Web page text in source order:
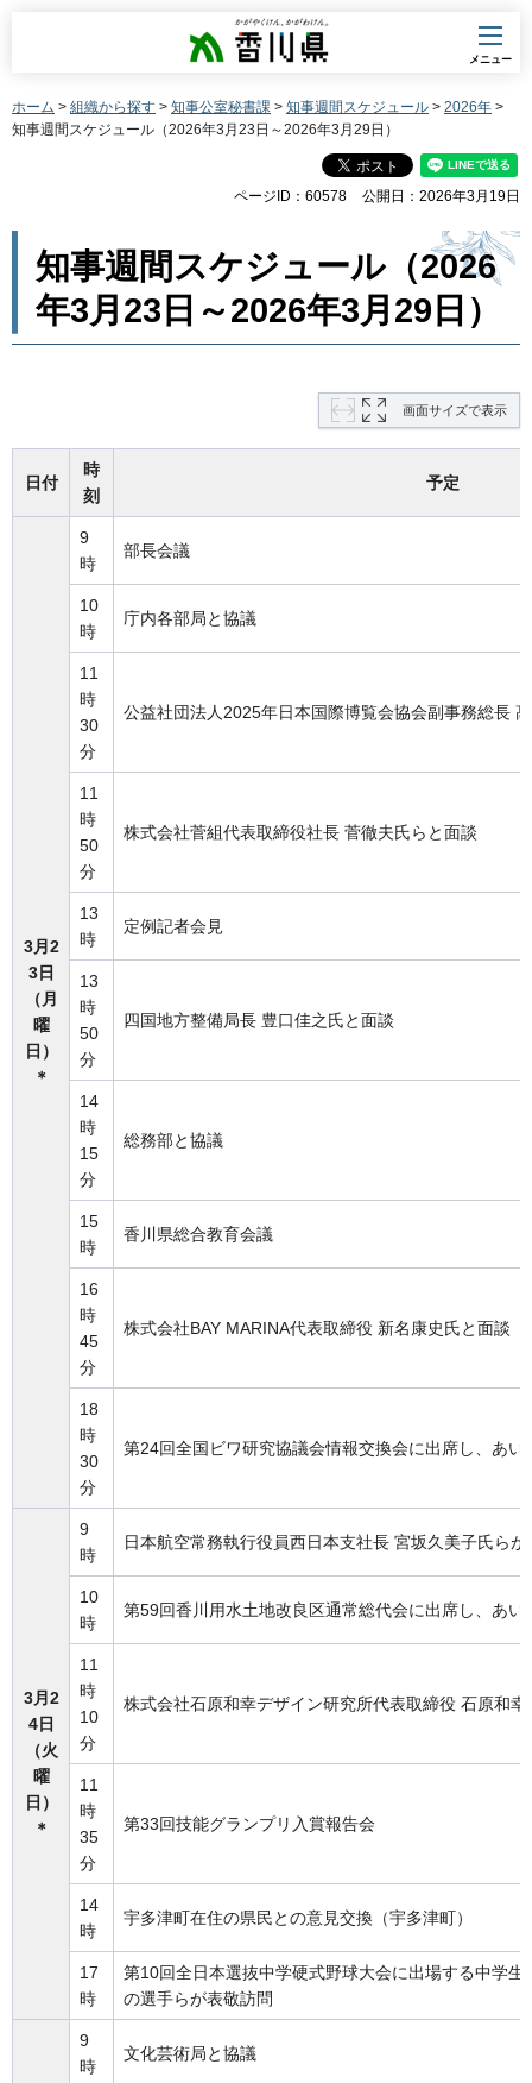
香川県
メニュー
ホーム > 組織から探す > 知事公室秘書課 > 知事週間スケジュール > 2026年 >
知事週間スケジュール（2026年3月23日～2026年3月29日）
ページID：60578 公開日：2026年3月19日
知事週間スケジュール（2026
年3月23日～2026年3月29日）
画面サイズで表示
日付
時
刻
予定
3月2
3日
（月
曜
日）
＊
9
時
部長会議
10
時
庁内各部局と協議
11
時
30
分
公益社団法人2025年日本国際博覧会協会副事務総長
11
時
50
分
株式会社菅組代表取締役社長 菅徹夫氏らと面談
13
時
定例記者会見
13
時
50
分
四国地方整備局長 豊口佳之氏と面談
14
時
15
分
総務部と協議
15
時
香川県総合教育会議
16
時
45
分
株式会社BAY MARINA代表取締役 新名康史氏と面談
18
時
30
分
第24回全国ビワ研究協議会情報交換会に出席し、あい
3月2
4日
（火
曜
日）
＊
9
時
日本航空常務執行役員西日本支社長 宮坂久美子氏らが
10
時
第59回香川用水土地改良区通常総代会に出席し、あい
11
時
10
分
株式会社石原和幸デザイン研究所代表取締役 石原和
11
時
35
分
第33回技能グランプリ入賞報告会
14
時
宇多津町在住の県民との意見交換（宇多津町）
17
時
第10回全日本選抜中学硬式野球大会に出場する中学
の選手らが表敬訪問
9
時
文化芸術局と協議